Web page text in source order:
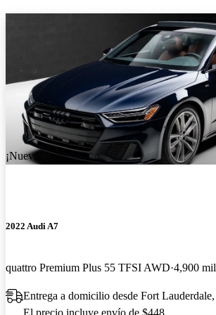
¡Nuevo!
2022 Audi A7
quattro Premium Plus 55 TFSI AWD 4,900
Entrega a domicilio desde Fort